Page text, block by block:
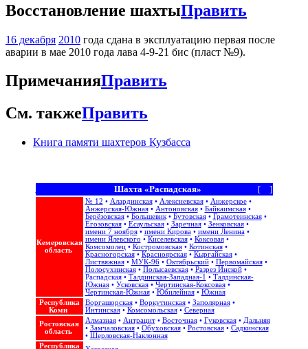
Восстановление шахтыПравить
16 декабря 2010 года сдана в эксплуатацию первая после
аварии в мае 2010 года лава 4-9-21 бис (пласт №9).
ПримечанияПравить
См. такжеПравить
Книга памяти шахтеров Кузбасса
[+ ]
Шахта «Распадская»
Кемеровская
область
№ 12 • Алардинская• Алексиевская• Анжерское•
Анжерская-Южная• Антоновская• Байкаимская•
Берёзовская• Большевик• Бутовская• Грамотеинская•
Егозовская• Есаульская• Заречная• Зенковская•
имени 7 ноября• имени Кирова• имени Ленина•
имени Ялевского • Киселевская• Коксовая•
Комсомолец• Костромовская• Котинская•
Красногорская• Красноярская• Кыргайская•
Листвяжная• МУК-96• Октябрьский• Первомайская•
Полосухинская• Полысаевская• Разрез Инской•
Распадская• Талдинская-Западная-1 • Талдинская-
Южная• Усковская• Чертинская-Коксовая•
Чертинская-Южная• Юбилейная• Южная
Республика
Коми
Воргашорская• Воркутинская• Заполярная•
Интинская• Комсомольская• Северная
Ростовская
область
Алмазная• Антрацит• Восточная• Гуковская• Дальняя
• Замчаловская• Обуховская• Ростовская• Садкинская
• Шерловская-Наклонная
Республика